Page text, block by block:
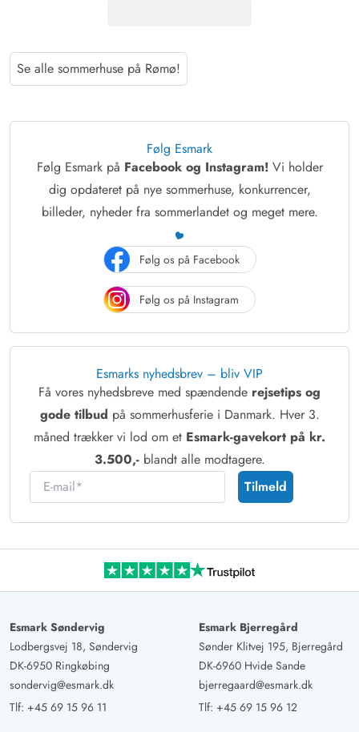
Se alle sommerhuse på Rømø!
Følg Esmark
Følg Esmark på Facebook og Instagram!Vi holder
dig opdateret på nye sommerhuse, konkurrencer,
billeder, nyheder fra sommerlandet og meget mere.
Følg os på Facebook
Følg os på Instagram
Esmarks nyhedsbrev – bliv VIP
Få vores nyhedsbreve med spændende rejsetips og
gode tilbud på sommerhusferie i Danmark. Hver 3.
måned trækker vi lod om et Esmark-gavekort på kr.
3.500,-blandt alle modtagere.
E-mail
Tilmeld
Esmark Søndervig
Lodbergsvej 18, Søndervig
DK-6950 Ringkøbing
sondervig@esmark.dk
Tlf: +45 69 15 96 11
Esmark Bjerregård
Sønder Klitvej 195, Bjerregård
DK-6960 Hvide Sande
bjerregaard@esmark.dk
Tlf: +45 69 15 96 12